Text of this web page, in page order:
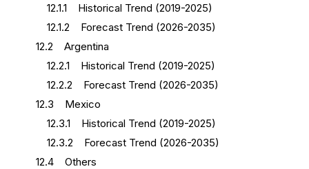
12.1.1 Historical Trend (2019-2025)
12.1.2 Forecast Trend (2026-2035)
12.2 Argentina
12.2.1 Historical Trend (2019-2025)
12.2.2 Forecast Trend (2026-2035)
12.3 Mexico
12.3.1 Historical Trend (2019-2025)
12.3.2 Forecast Trend (2026-2035)
12.4 Others